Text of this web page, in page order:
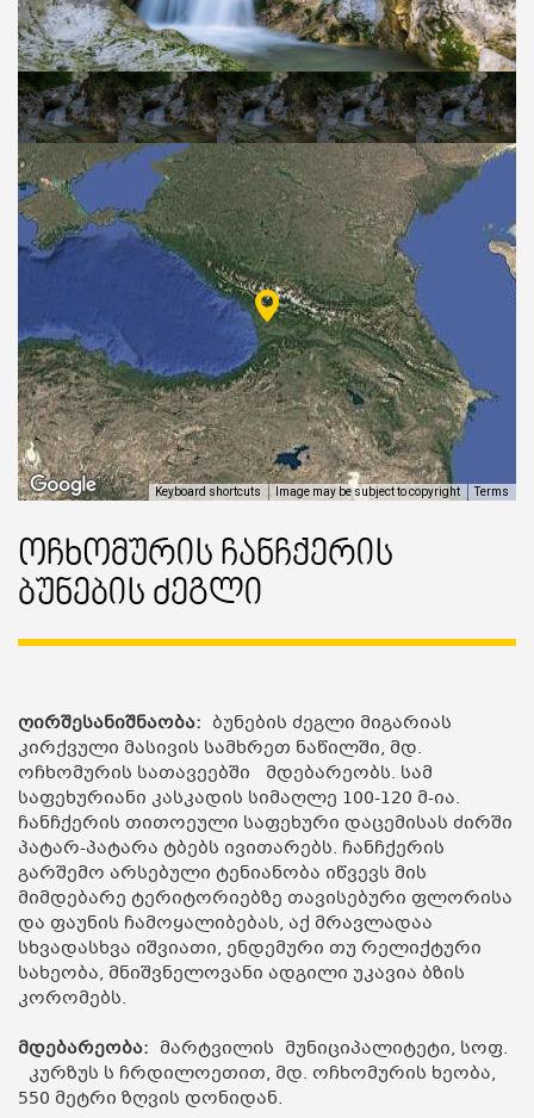
ᲒᲐᲜᲗᲐᲕᲡᲔᲑᲐ ᲓᲐ ᲙᲕᲔᲑᲐ
ᲡᲐᲧᲘᲓᲔᲚᲘ ᲜᲘᲕᲗᲔᲑᲘ
ᲒᲖᲐᲛᲙᲕᲚᲔᲕᲘ
Keyboard shortcuts Image may be subject to copyright Terms
Ოჩხომურის Ჩანჩქერის
Ბუნების Ძეგლი
ღირშესანიშნაობა: ბუნების ძეგლი მიგარიას
კირქვული მასივის სამხრეთ ნაწილში, მდ.
ოჩხომურის სათავეებში მდებარეობს. სამ
საფეხურიანი კასკადის სიმაღლე 100-120 მ-ია.
ჩანჩქერის თითოეული საფეხური დაცემისას ძირში
პატარ-პატარა ტბებს ივითარებს. ჩანჩქერის
გარშემო არსებული ტენიანობა იწვევს მის
მიმდებარე ტერიტორიებზე თავისებური ფლორისა
და ფაუნის ჩამოყალიბებას, აქ მრავლადაა
სხვადასხვა იშვიათი, ენდემური თუ რელიქტური
სახეობა, მნიშვნელოვანი ადგილი უკავია ბზის
კორომებს.
მდებარეობა: მარტვილის მუნიციპალიტეტი, სოფ.
კურზუს ს ჩრდილოეთით, მდ. ოჩხომურის ხეობა,
550 მეტრი ზღვის დონიდან.